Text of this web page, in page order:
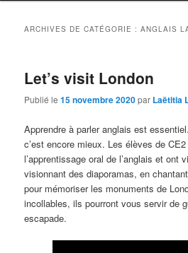
ARCHIVES DE CATÉGORIE :ANGLAIS
Let’s visit London
Publié le15 novembre 2020par Laëtitia
Apprendre à parler anglais est
c’est encore mieux. Les élèves de
l’apprentissage oral de l’anglais et ont
visionnant des diaporamas, en
pour mémoriser les monuments de
incollables, ils pourront vous servir de
escapade.